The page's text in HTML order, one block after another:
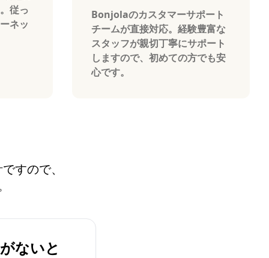
従っ
ネッ
Bonjolaのカスタマーサポート
チームが直接対応。経験豊富な
スタッフが親切丁寧にサポート
しますので、初めての方でも安
心です。
すので、
ないと